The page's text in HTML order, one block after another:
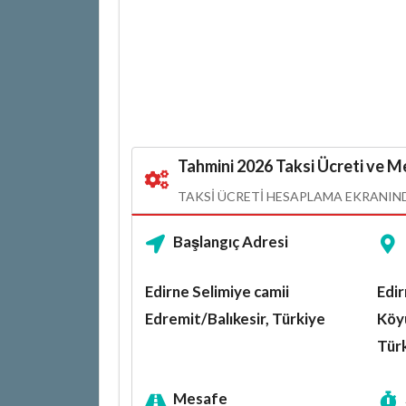
Tahmini 2026 Taksi Ücreti ve
TAKSI ÜCRETI HESAPLAMA
Başlangıç Adresi
Edirne Selimiye camii
Edremit/Balıkesir, Türkiye
Mesafe